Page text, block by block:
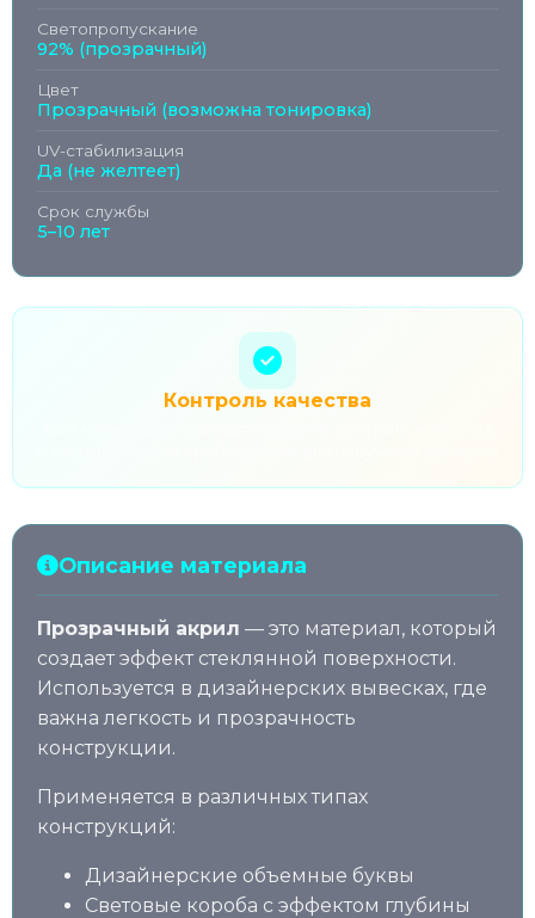
Светопропускание
92% (прозрачный)
Цвет
Прозрачный (возможна тонировка)
UV-стабилизация
Да (не желтеет)
Срок службы
5–10 лет
Контроль качества
Описание материала
Прозрачный акрил — это материал, который
создает эффект стеклянной поверхности.
Используется в дизайнерских вывесках, где
важна легкость и прозрачность
конструкции.
Применяется в различных типах
конструкций:
Дизайнерские объемные буквы
Световые короба с эффектом глубины